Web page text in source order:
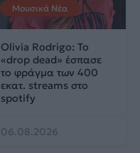
Μουσικά Νέα
Olivia Rodrigo: To
«drop dead» έσπασε
το φράγμα των 400
εκατ. streams στο
spotify
06.08.2026